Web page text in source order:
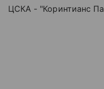
ЦСКА - "Коринтианс